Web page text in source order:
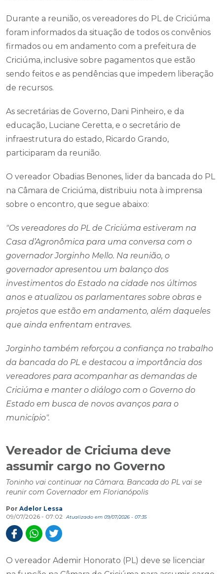
Durante a reunião, os vereadores do PL de Criciúma
foram informados da situação de todos os convênios
firmados ou em andamento com a prefeitura de
Criciúma, inclusive sobre pagamentos que estão
sendo feitos e as pendências que impedem liberação
de recursos.
As secretárias de Governo, Dani Pinheiro, e da
educação, Luciane Ceretta, e o secretário de
infraestrutura do estado, Ricardo Grando,
participaram da reunião.
O vereador Obadias Benones, lider da bancada do PL
na Câmara de Criciúma, distribuiu nota à imprensa
sobre o encontro, que segue abaixo:
"Os vereadores do PL de Criciúma estiveram na
Casa d’Agronômica para uma conversa com o
governador Jorginho Mello. Na reunião, o
governador apresentou um balanço dos
investimentos do Estado na cidade nos últimos
anos e atualizou os parlamentares sobre obras e
projetos que estão em andamento, além daqueles
que ainda enfrentam entraves.
Jorginho também reforçou a confiança no trabalho
da bancada do PL e destacou a importância dos
vereadores para acompanhar as demandas de
Criciúma e manter o diálogo com o Governo do
Estado em busca de novos avanços para o
município".
Vereador de Criciuma deve
assumir cargo no Governo
Toninho vai continuar na Câmara. Bancada do PL vai se
reunir com Governador em Florianópolis
Por Adelor Lessa
09/07/2026 - 07:02
Atualizado em 09/07/2026 - 07:35
O vereador Ademir Honorato (PL) deve se licenciar